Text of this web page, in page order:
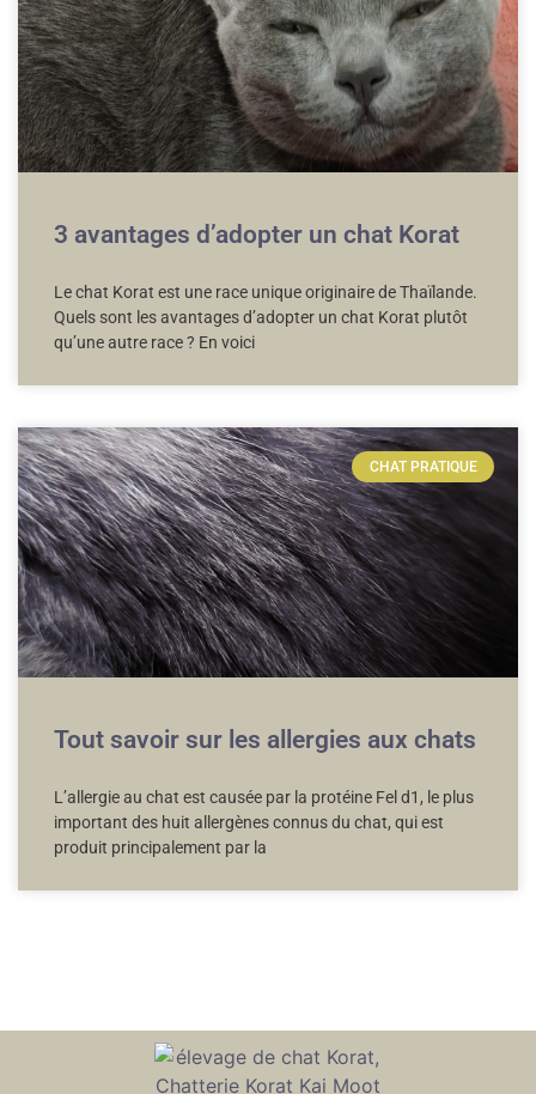
3 avantages d’adopter un chat Korat
Le chat Korat est une race unique originaire de Thaïlande.
Quels sont les avantages d’adopter un chat Korat plutôt
qu’une autre race ? En voici
CHAT PRATIQUE
Tout savoir sur les allergies aux chats
L’allergie au chat est causée par la protéine Fel d1, le plus
important des huit allergènes connus du chat, qui est
produit principalement par la